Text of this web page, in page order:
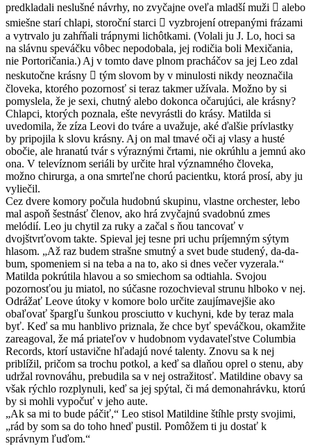
predkladali neslušné návrhy, no zvyčajne oveľa mladší muži  alebo
smiešne starí chlapi, storoční starci  vyzbrojení otrepanými frázami
a vytrvalo ju zahŕňali trápnymi lichôtkami. (Volali ju J. Lo, hoci sa
na slávnu speváčku vôbec nepodobala, jej rodičia boli Mexičania,
nie Portoričania.) Aj v tomto dave plnom pracháčov sa jej Leo zdal
neskutočne krásny  tým slovom by v minulosti nikdy neoznačila
človeka, ktorého pozornosť si teraz takmer užívala. Možno by si
pomyslela, že je sexi, chutný alebo dokonca očarujúci, ale krásny?
Chlapci, ktorých poznala, ešte nevyrástli do krásy. Matilda si
uvedomila, že zíza Leovi do tváre a uvažuje, aké ďalšie prívlastky
by pripojila k slovu krásny. Aj on mal tmavé oči aj vlasy a husté
obočie, ale hranatú tvár s výraznými črtami, nie okrúhlu a jemnú ako
ona. V televíznom seriáli by určite hral významného človeka,
možno chirurga, a ona smrteľne chorú pacientku, ktorá prosí, aby ju
vyliečil.
Cez dvere komory počula hudobnú skupinu, vlastne orchester, lebo
mal aspoň šestnásť členov, ako hrá zvyčajnú svadobnú zmes
melódií. Leo ju chytil za ruky a začal s ňou tancovať v
dvojštvrťovom takte. Spieval jej tesne pri uchu príjemným sýtym
hlasom. „Až raz budem strašne smutný a svet bude studený, da-da-
bum, spomeniem si na teba a na to, ako si dnes večer vyzerala.“
Matilda pokrútila hlavou a so smiechom sa odtiahla. Svojou
pozornosťou ju miatol, no súčasne rozochvieval strunu hlboko v nej.
Odrážať Leove útoky v komore bolo určite zaujímavejšie ako
obaľovať špargľu šunkou prosciutto v kuchyni, kde by teraz mala
byť. Keď sa mu hanblivo priznala, že chce byť speváčkou, okamžite
zareagoval, že má priateľov v hudobnom vydavateľstve Columbia
Records, ktorí ustavične hľadajú nové talenty. Znovu sa k nej
priblížil, pričom sa trochu potkol, a keď sa dlaňou oprel o stenu, aby
udržal rovnováhu, prebudila sa v nej ostražitosť. Matildine obavy sa
však rýchlo rozplynuli, keď sa jej spýtal, či má demonahrávku, ktorú
by si mohli vypočuť v jeho aute.
„Ak sa mi to bude páčiť,“ Leo stisol Matildine štíhle prsty svojimi,
„rád by som sa do toho hneď pustil. Pomôžem ti ju dostať k
správnym ľuďom.“